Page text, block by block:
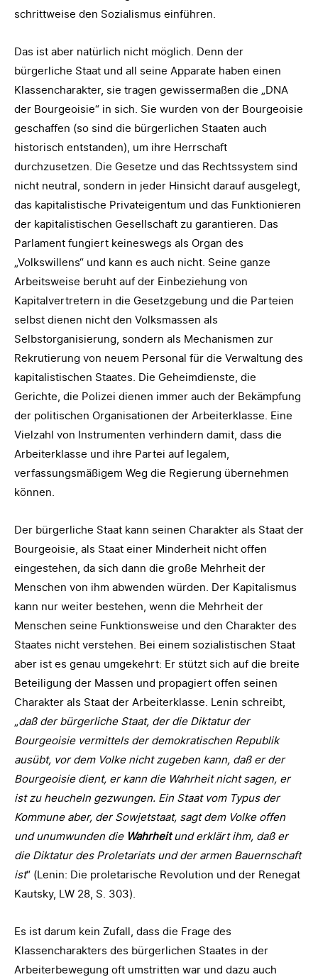
schrittweise den Sozialismus einführen.
Das ist aber natürlich nicht möglich. Denn der
bürgerliche Staat und all seine Apparate haben einen
Klassencharakter, sie tragen gewissermaßen die „DNA
der Bourgeoisie“ in sich. Sie wurden von der Bourgeoisie
geschaffen (so sind die bürgerlichen Staaten auch
historisch entstanden), um ihre Herrschaft
durchzusetzen. Die Gesetze und das Rechtssystem sind
nicht neutral, sondern in jeder Hinsicht darauf ausgelegt,
das kapitalistische Privateigentum und das Funktionieren
der kapitalistischen Gesellschaft zu garantieren. Das
Parlament fungiert keineswegs als Organ des
„Volkswillens“ und kann es auch nicht. Seine ganze
Arbeitsweise beruht auf der Einbeziehung von
Kapitalvertretern in die Gesetzgebung und die Parteien
selbst dienen nicht den Volksmassen als
Selbstorganisierung, sondern als Mechanismen zur
Rekrutierung von neuem Personal für die Verwaltung des
kapitalistischen Staates. Die Geheimdienste, die
Gerichte, die Polizei dienen immer auch der Bekämpfung
der politischen Organisationen der Arbeiterklasse. Eine
Vielzahl von Instrumenten verhindern damit, dass die
Arbeiterklasse und ihre Partei auf legalem,
verfassungsmäßigem Weg die Regierung übernehmen
können.
Der bürgerliche Staat kann seinen Charakter als Staat der
Bourgeoisie, als Staat einer Minderheit nicht offen
eingestehen, da sich dann die große Mehrheit der
Menschen von ihm abwenden würden. Der Kapitalismus
kann nur weiter bestehen, wenn die Mehrheit der
Menschen seine Funktionsweise und den Charakter des
Staates nicht verstehen. Bei einem sozialistischen Staat
aber ist es genau umgekehrt: Er stützt sich auf die breite
Beteiligung der Massen und propagiert offen seinen
Charakter als Staat der Arbeiterklasse. Lenin schreibt,
„daß der bürgerliche Staat, der die Diktatur der
Bourgeoisie vermittels der demokratischen Republik
ausübt, vor dem Volke nicht zugeben kann, daß er der
Bourgeoisie dient, er kann die Wahrheit nicht sagen, er
ist zu heucheln gezwungen. Ein Staat vom Typus der
Kommune aber, der Sowjetstaat, sagt dem Volke offen
und unumwunden die Wahrheitund erklärt ihm, daß er
die Diktatur des Proletariats und der armen Bauernschaft
ist“ (Lenin: Die proletarische Revolution und der Renegat
Kautsky, LW 28, S. 303).
Es ist darum kein Zufall, dass die Frage des
Klassencharakters des bürgerlichen Staates in der
Arbeiterbewegung oft umstritten war und dazu auch